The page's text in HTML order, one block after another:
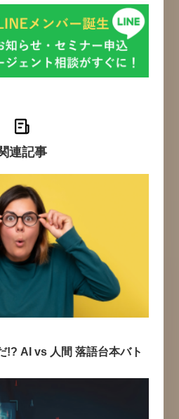
連記事
!? AI vs 人間 落語台本バト